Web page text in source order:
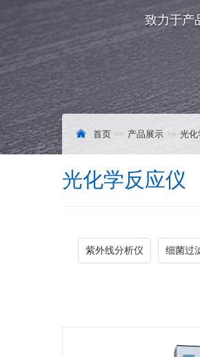
致力于产
首页 产品展示 光化
光化学反应仪
紫外线分析仪 细菌过